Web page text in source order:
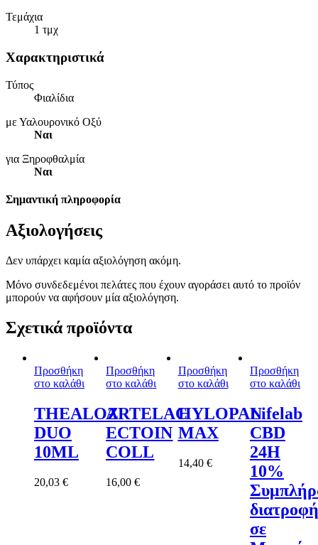
Τεμάχια
1 τμχ
Χαρακτηριστικά
Τύπος
Φιαλίδια
με Υαλουρονικό Οξύ
Ναι
για Ξηροφθαλμία
Ναι
Σημαντική πληροφορία
Αξιολογήσεις
Δεν υπάρχει καμία αξιολόγηση ακόμη.
Μόνο συνδεδεμένοι πελάτες που έχουν αγοράσει αυτό το προϊόν
μπορούν να αφήσουν μία αξιολόγηση.
Σχετικά προϊόντα
Προσθήκη
στο καλάθι
THEALOZ
DUO
10ML
20,03 €
Προσθήκη
στο καλάθι
ARTELAC
ECTOIN
COLL
16,00€
Προσθήκη
στο καλάθι
HYLOPAN
MAX
14,40 €
Προσθήκη
στο καλάθι
Lifelab
CBD
24H
10%
σε